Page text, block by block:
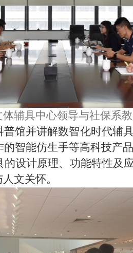
体辅具中心领导与社保系
馆并讲解数智化时代辅
智能仿生手等高科技产
设计原理、功能特性及
文关怀。